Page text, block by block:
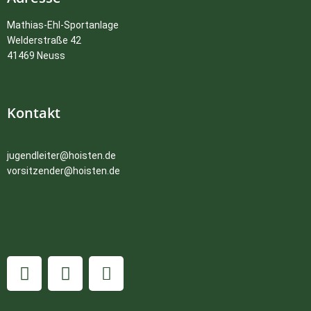
Mathias-Ehl-Sportanlage
Welderstraße 42
41469 Neuss
Kontakt
jugendleiter@hoisten.de
vorsitzender@hoisten.de